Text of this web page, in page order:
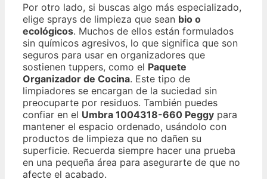
Por otro lado, si buscas algo más especializado,
elige sprays de limpieza que sean bio o
ecológicos. Muchos de ellos están formulados
sin químicos agresivos, lo que significa que son
seguros para usar en organizadores que
sostienen tuppers, como el Paquete
Organizador de Cocina. Este tipo de
limpiadores se encargan de la suciedad sin
preocuparte por residuos. También puedes
confiar en el Umbra 1004318-660 Peggy para
mantener el espacio ordenado, usándolo con
productos de limpieza que no dañen su
superficie. Recuerda siempre hacer una prueba
en una pequeña área para asegurarte de que no
afecte el acabado.